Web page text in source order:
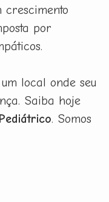
por
local onde seu
Saiba hoje
. Somos